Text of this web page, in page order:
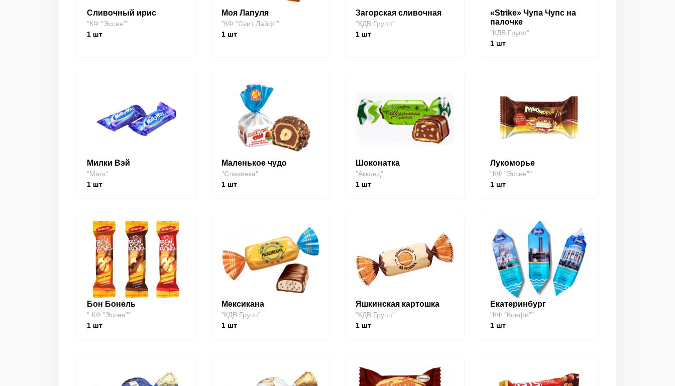
Сливочный ирис
"КФ "Эссен""
1 шт
Моя Лапуля
"КФ "Свит Лайф""
1шт
Загорская сливочная
"КДВ Групп"
1 шт
«Strike» Чупа Чупс на
палочке
"КДВ Групп"
1шт
Милки Вэй
"Mars"
1 шт
Маленькое чудо
"Славянка"
1шт
Шоконатка
"Акконд"
1 шт
Лукоморье
"КФ "Эссен""
1шт
Бон Бонель
" КФ "Эссен""
1 шт
Мексикана
"КДВ Групп"
1шт
Яшкинская картошка
"КДВ Групп"
1 шт
Екатеринбург
"КФ "Конфи""
1шт